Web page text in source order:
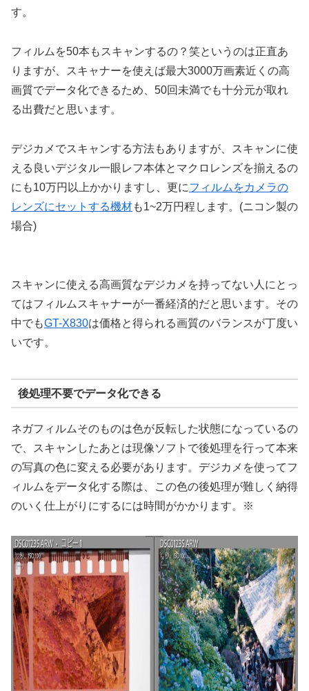
す。
フィルムを50本もスキャンするの？笑というのは正直あ
りますが、スキャナーを使えば最大3000万画素近くの高
画質でデータ化できるため、50回未満でも十分元が取れ
る出費だと思います。
デジカメでスキャンする方法もありますが、スキャンに使
える良いデジタル一眼レフ本体とマクロレンズを揃えるの
にも10万円以上かかりますし、更にフィルムをカメラの
レンズにセットする機材も1~2万円程します。(ニコン製の
場合)
スキャンに使える高画質なデジカメを持ってない人にとっ
てはフィルムスキャナーが一番経済的だと思います。その
中でもGT-X830は価格と得られる画質のバランスが丁度い
いです。
後処理不要でデータ化できる
ネガフィルムそのものは色が反転した状態になっているの
で、スキャンしたあとは現像ソフトで後処理を行って本来
の写真の色に変える必要があります。デジカメを使ってフ
ィルムをデータ化する際は、この色の後処理が難しく納得
のいく仕上がりにするには時間がかかります。※